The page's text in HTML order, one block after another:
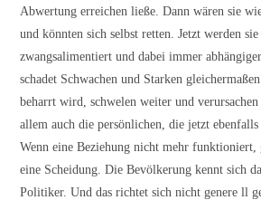
Abwertung erreichen ließe. Dann wären sie
und könnten sich selbst retten. Jetzt werden sie
zwangsalimentiert und dabei immer
schadet Schwachen und Starken
beharrt wird, schwelen weiter und
allem auch die persönlichen, die jetzt
Wenn eine Beziehung nicht mehr funktioniert,
eine Scheidung. Die Bevölkerung kennt sich
Politiker. Und das richtet sich nicht genere ll